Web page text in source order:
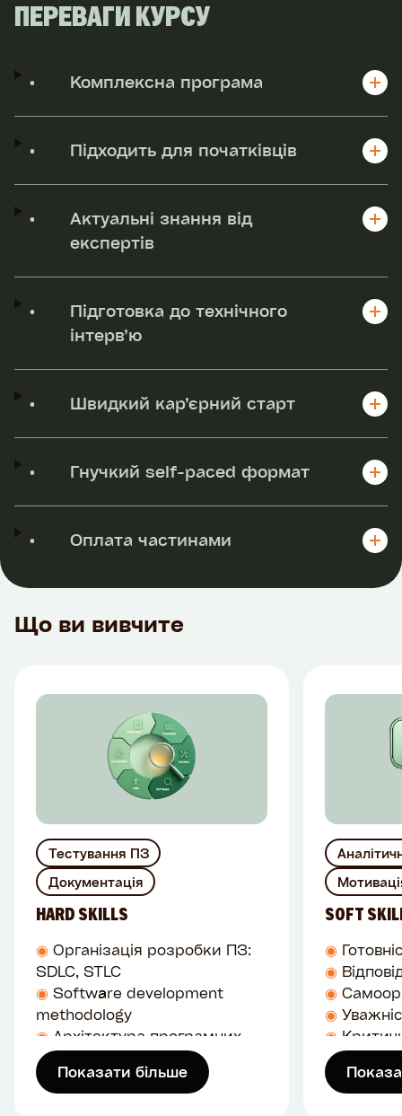
ПЕРЕВАГИ КУРСУ
• Комплексна програма
• Підходить для початківців
•
Актуальні знання від
експертів
•
Підготовка до технічного
інтерв’ю
• Швидкий кар’єрний старт
• Гнучкий self-paced формат
• Оплата частинами
Що ви вивчите
Тестування ПЗ
Документація
HARD SKILLS
◉ Організація розробки ПЗ:
SDLC, STLC
◉ Software development
methodology
◉ Архітектура програмних
рішень
◉
Рівні тестування:
Показати більше
SOFT
◉
◉
◉
◉
◉
◉Уміння